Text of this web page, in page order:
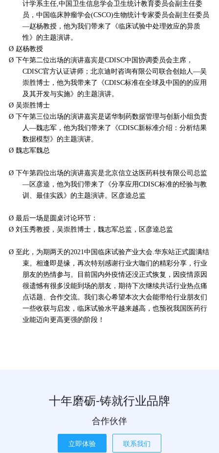
计学系主任,中国卫生信息学会卫生统计教育委员会副主任委
员，中国临床肿瘤学会(CSCO)生物统计专家委员会副主任委员
—赵杨教授，他为我们带来了《临床试验中处理效应的异质
性》的主题演讲。
Ø 赵杨教授
Ø 下午第二位出场的演讲嘉宾是CDISC中国协调委员会主席，
CDISC官方认证讲师；北京迪时咨询有限公司联合创始人—吴
崇胜博士，他为我带来了《CDISC标准在全球及中国的的应用
及其开发与实施》的主题演讲。
Ø 吴崇胜博士
Ø 下午第三位出场的演讲嘉宾是诺华制药数据管理与创新小组负责
人 —魏志军，他为我们带来了《CDISC新标准介绍：分析结果
数据模型》的主题演讲。
Ø 魏志军魏总
Ø 下午第四位出场的演讲嘉宾是北京信立达医药科技有限公司总监
—区彦逵，他为我们带来了《分享应用CDISC标准的经验与教
训、最佳实践》的主题演讲。区彦逵总监
Ø 最后一场是圆桌讨论环节：
Ø 刘玉秀教授，吴崇胜博士，魏志军总监，区彦逵总监
Ø 至此，为期两天的2021中国临床试验产业大会.华东站正式圆满结
束。相逢即是缘，再次特别感谢行业大咖们的精彩分享，行业
朋友的热情参与。目前国内外疫情还没正式恢复，因疫情原因
很遗憾有很多没能到场的朋友，期待下次继续共话行业热点痛
点话题、合作交流。我们衷心希望本次大会能带给行业朋友们
一些收获与启发，临床试验水平越来越高，也预祝我国医药行
业能迈向更高更强的阶段！
十年磨砺-铸就行业品牌
合作伙伴
立即体验 联系我们